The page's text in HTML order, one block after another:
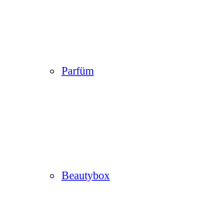
Parfüm
Beautybox